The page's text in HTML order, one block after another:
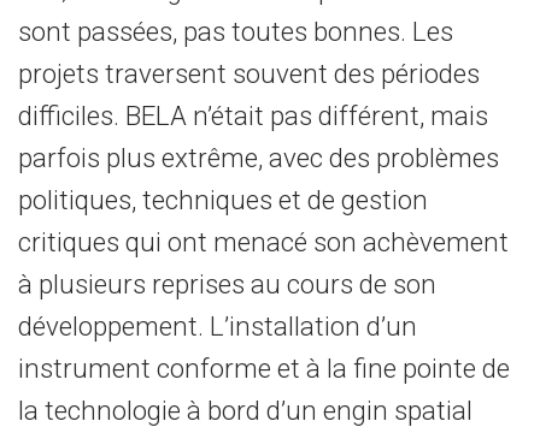
sont passées, pas toutes bonnes. Les
projets traversent souvent des périodes
difficiles. BELA n’était pas différent, mais
parfois plus extrême, avec des problèmes
politiques, techniques et de gestion
critiques qui ont menacé son achèvement
à plusieurs reprises au cours de son
développement. L’installation d’un
instrument conforme et à la fine pointe de
la technologie à bord d’un engin spatial